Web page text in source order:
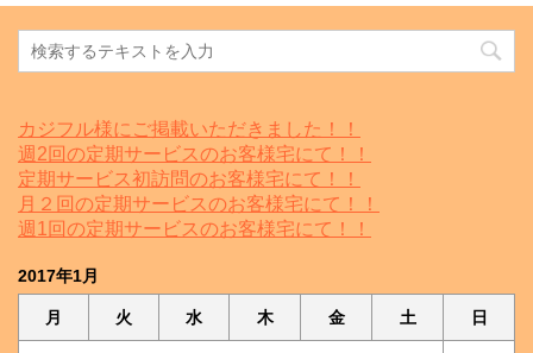
カジフル様にご掲載いただきました！！
週2回の定期サービスのお客様宅にて！！
定期サービス初訪問のお客様宅にて！！
月２回の定期サービスのお客様宅にて！！
週1回の定期サービスのお客様宅にて！！
2017年1月
月 火 水 木 金 土 日